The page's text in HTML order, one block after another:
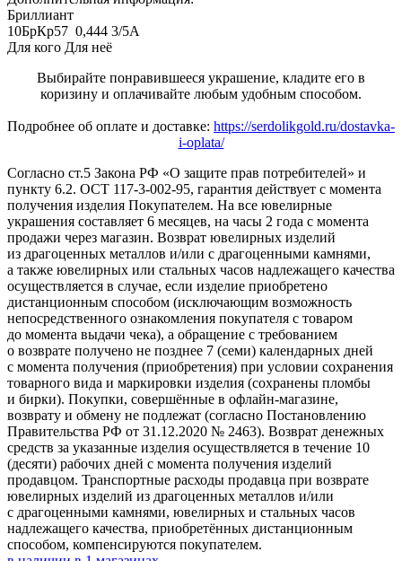
Бриллиант
10БрКр57  0,444 3/5А
Для кого Для неё
Выбирайте понравившееся украшение, кладите его в
коризину и оплачивайте любым удобным способом.
Подробнее об оплате и доставке: https://serdolikgold.ru/dostavka-
i-oplata/
Согласно ст.5 Закона РФ «О защите прав потребителей» и
пункту 6.2. ОСТ 117-3-002-95, гарантия действует с момента
получения изделия Покупателем. На все ювелирные
украшения составляет 6 месяцев, на часы 2 года с момента
продажи через магазин. Возврат ювелирных изделий
из драгоценных металлов и/или с драгоценными камнями,
а также ювелирных или стальных часов надлежащего качества
осуществляется в случае, если изделие приобретено
дистанционным способом (исключающим возможность
непосредственного ознакомления покупателя с товаром
до момента выдачи чека), а обращение с требованием
о возврате получено не позднее 7 (семи) календарных дней
с момента получения (приобретения) при условии сохранения
товарного вида и маркировки изделия (сохранены пломбы
и бирки). Покупки, совершённые в офлайн-магазине,
возврату и обмену не подлежат (согласно Постановлению
Правительства РФ от 31.12.2020 № 2463). Возврат денежных
средств за указанные изделия осуществляется в течение 10
(десяти) рабочих дней с момента получения изделий
продавцом. Транспортные расходы продавца при возврате
ювелирных изделий из драгоценных металлов и/или
с драгоценными камнями, ювелирных и стальных часов
надлежащего качества, приобретённых дистанционным
способом, компенсируются покупателем.